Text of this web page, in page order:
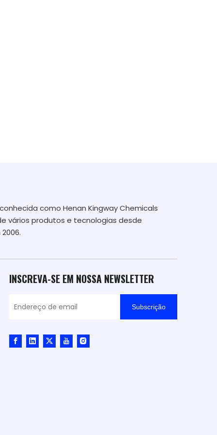
como Henan Kingway Chemicals
vários produtos e tecnologias desde
INSCREVA-SE EM NOSSA NEWSLETTER
Subscrição